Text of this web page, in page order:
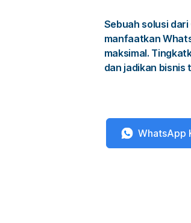
Sebuah solusi
manfaatkan
maksimal.
dan jadikan bisnis
WhatsApp